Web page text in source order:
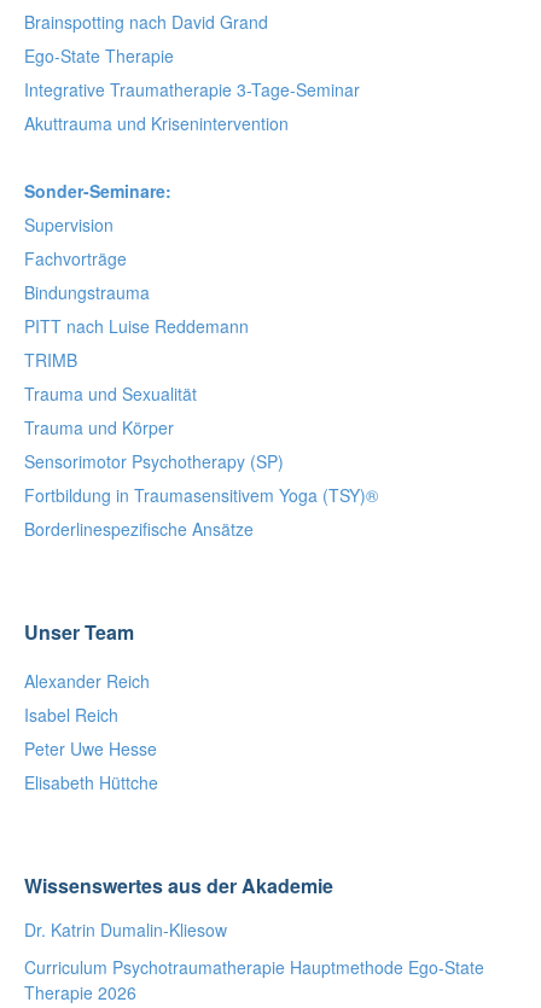
Brainspotting nach David Grand
Ego-State Therapie
Integrative Traumatherapie 3-Tage-Seminar
Akuttrauma und Krisenintervention
Sonder-Seminare:
Supervision
Fachvorträge
Bindungstrauma
PITT nach Luise Reddemann
TRIMB
Trauma und Sexualität
Trauma und Körper
Sensorimotor Psychotherapy (SP)
Fortbildung in Traumasensitivem Yoga (TSY)®
Borderlinespezifische Ansätze
Unser Team
Alexander Reich
Isabel Reich
Peter Uwe Hesse
Elisabeth Hüttche
Wissenswertes aus der Akademie
Dr. Katrin Dumalin-Kliesow
Curriculum Psychotraumatherapie Hauptmethode Ego-State
Therapie 2026